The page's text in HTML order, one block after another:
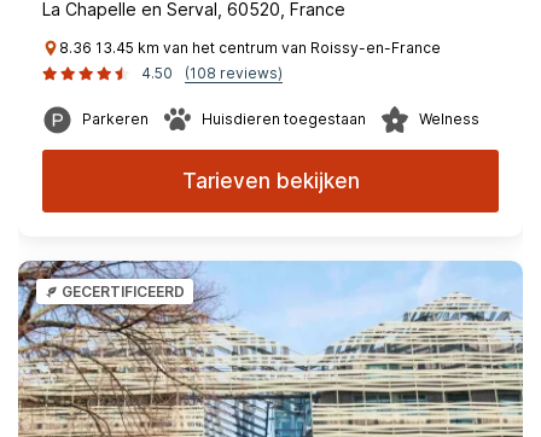
La Chapelle en Serval, 60520, France
8.36 13.45 km van het centrum van Roissy-en-France
4.50
(108 reviews)
Parkeren Huisdieren toegestaan Welness
Tarieven bekijken
GECERTIFICEERD